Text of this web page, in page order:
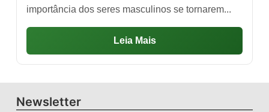
importância dos seres masculinos se tornarem...
Leia Mais
Newsletter